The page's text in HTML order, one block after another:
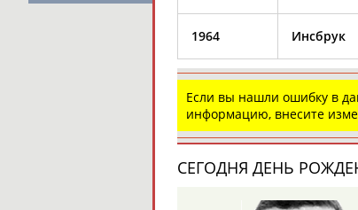
1964 Инсбрук
Если вы нашли ошибку в
информацию, внесите
СЕГОДНЯ ДЕНЬ